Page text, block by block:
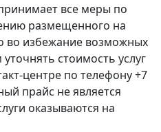
все меры по
размещенного на
во избежание возможных
стоимость услуг
центре по телефону +7
прайс не является
оказываются на